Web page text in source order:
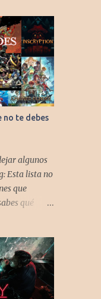
no te debes
algunos
Esta lista no
que
qué
tienen
repetir
uno, se